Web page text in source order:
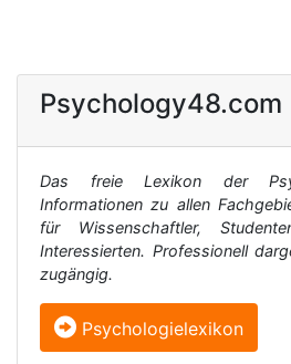
Psychology48.com
Das freie Lexikon der
Informationen zu allen
für Wissenschaftler,
Interessierten. Professionell
zugängig.
Psychologielexikon